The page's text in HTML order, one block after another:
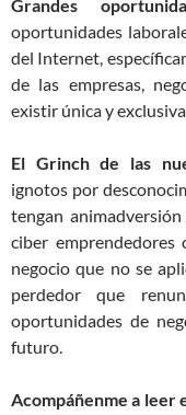
Grandes
oportunidades
del Internet,
de las empresas,
existir única y
El Grinch de las
ignotos por
tengan
ciber emprendedores
negocio que no se
perdedor que
oportunidades de
futuro.
Acompáñenme a